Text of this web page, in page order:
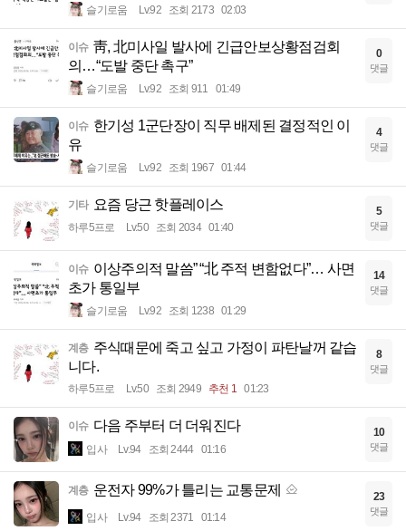
슬기로움 Lv.92 조회 2173 02:03
이슈 靑, 北미사일 발사에 긴급안보상황점검회
의…“도발 중단 촉구”
슬기로움 Lv.92 조회 911 01:49
0
댓글
이슈 한기성 1군단장이 직무 배제된 결정적인 이
유
슬기로움 Lv.92 조회 1967 01:44
4
댓글
기타 요즘 당근 핫플레이스
하루5프로 Lv.50 조회 2034 01:40
5
댓글
이슈 이상주의적 말씀” “北 주적 변함없다”… 사면
초가 통일부
슬기로움 Lv.92 조회 1238 01:29
14
댓글
계층 주식때문에 죽고 싶고 가정이 파탄날꺼 같습
니다.
하루5프로 Lv.50 조회 2949 추천 1 01:23
8
댓글
이슈 다음 주부터 더 더워진다
입사 Lv.94 조회 2444 01:16
10
댓글
계층 운전자 99%가 틀리는 교통문제
입사 Lv.94 조회 2371 01:14
23
댓글